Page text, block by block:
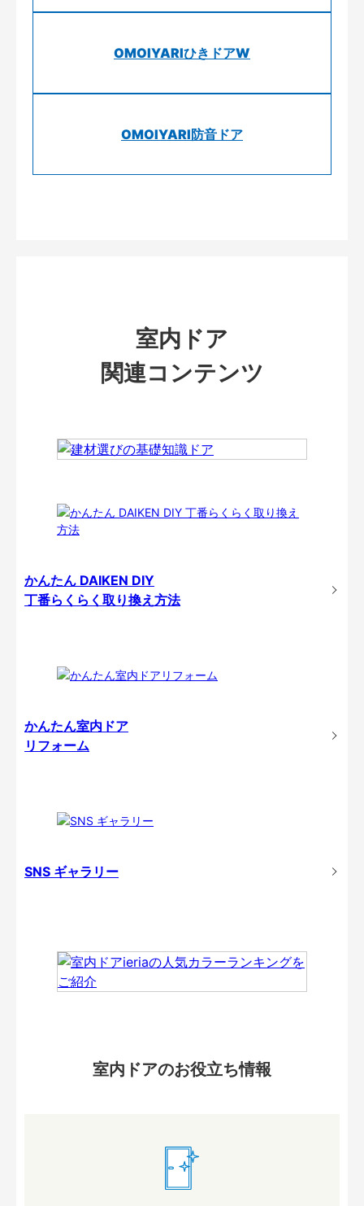
OMOIYARIひきドアW
OMOIYARI防音ドア
室内ドア
関連コンテンツ
かんたん DAIKEN DIY
丁番らくらく取り換え方法
かんたん室内ドア
リフォーム
SNS ギャラリー
室内ドアのお役立ち情報